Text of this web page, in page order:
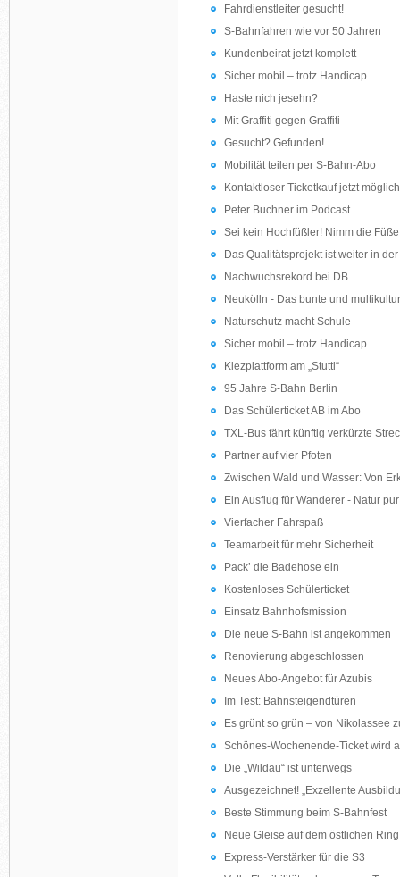
Fahrdienstleiter gesucht!
S-Bahnfahren wie vor 50 Jahren
Kundenbeirat jetzt komplett
Sicher mobil – trotz Handicap
Haste nich jesehn?
Mit Graffiti gegen Graffiti
Gesucht? Gefunden!
Mobilität teilen per S-Bahn-Abo
Kontaktloser Ticketkauf jetzt möglich
Peter Buchner im Podcast
Sei kein Hochfüßler! Nimm die
Das Qualitätsprojekt ist weiter in
Nachwuchsrekord bei DB
Neukölln - Das bunte und
Naturschutz macht Schule
Sicher mobil – trotz Handicap
Kiezplattform am „Stutti“
95 Jahre S-Bahn Berlin
Das Schülerticket AB im Abo
TXL-Bus fährt künftig verkürzte
Partner auf vier Pfoten
Zwischen Wald und Wasser: Von
Ein Ausflug für Wanderer - Natur
Vierfacher Fahrspaß
Teamarbeit für mehr Sicherheit
Pack’ die Badehose ein
Kostenloses Schülerticket
Einsatz Bahnhofsmission
Die neue S-Bahn ist angekommen
Renovierung abgeschlossen
Neues Abo-Angebot für Azubis
Im Test: Bahnsteigendtüren
Es grünt so grün – von Nikolassee
Schönes-Wochenende-Ticket wird
Die „Wildau“ ist unterwegs
Ausgezeichnet! „Exzellente
Beste Stimmung beim S-Bahnfest
Neue Gleise auf dem östlichen Ring
Express-Verstärker für die S3